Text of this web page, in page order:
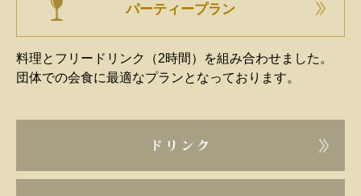
パーティープラン
料理とフリードリンク（2時間）を組み合わせました。
団体での会食に最適なプランとなっております。